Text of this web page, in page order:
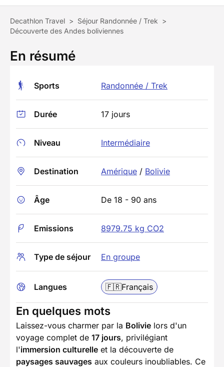
Decathlon Travel > Séjour Randonnée / Trek >
Découverte des Andes boliviennes
En résumé
Sports Randonnée / Trek
Durée 17 jours
Niveau Intermédiaire
Destination Amérique / Bolivie
Âge De 18 - 90 ans
Emissions 8979.75 kg CO2
Type de séjour En groupe
Langues 🇫🇷Français
En quelques mots
Laissez-vous charmer par la Bolivie lors d'un
voyage complet de 17 jours, privilégiant
l'immersion culturelle et la découverte de
paysages sauvages aux couleurs inoubliables. Ce